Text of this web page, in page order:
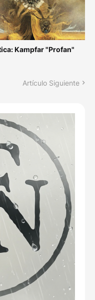
Kampfar "Profan"
Artículo Siguiente